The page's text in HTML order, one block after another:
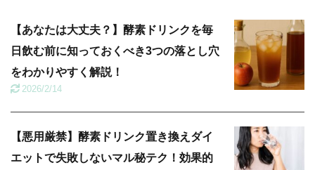
【あなたは大丈夫？】酵素ドリンクを毎
日飲む前に知っておくべき3つの落とし穴
をわかりやすく解説！
2026/2/14
【悪用厳禁】酵素ドリンク置き換えダイ
エットで失敗しないマル秘テク！効果的